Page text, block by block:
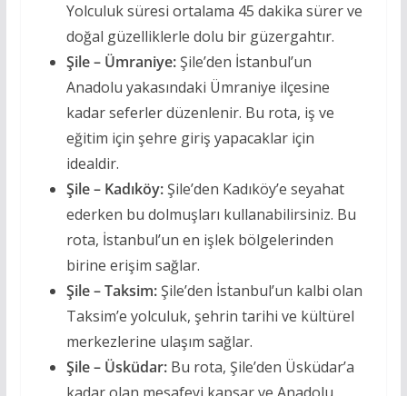
Yolculuk süresi ortalama 45 dakika sürer ve
doğal güzelliklerle dolu bir güzergahtır.
Şile – Ümraniye:Şile’den İstanbul’un
Anadolu yakasındaki Ümraniye ilçesine
kadar seferler düzenlenir. Bu rota, iş ve
eğitim için şehre giriş yapacaklar için
idealdir.
Şile – Kadıköy:Şile’den Kadıköy’e seyahat
ederken bu dolmuşları kullanabilirsiniz. Bu
rota, İstanbul’un en işlek bölgelerinden
birine erişim sağlar.
Şile – Taksim:Şile’den İstanbul’un kalbi olan
Taksim’e yolculuk, şehrin tarihi ve kültürel
merkezlerine ulaşım sağlar.
Şile – Üsküdar:Bu rota, Şile’den Üsküdar’a